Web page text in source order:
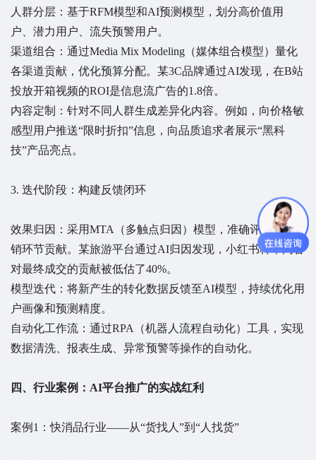
人群分层：基于RFM模型和AI预测模型，划分高价值用
户、潜力用户、流失预警用户。
渠道组合：通过Media Mix Modeling（媒体组合模型）量化
各渠道贡献，优化预算分配。某3C品牌通过AI发现，在B站
投放开箱视频的ROI是信息流广告的1.8倍。
内容定制：针对不同人群生成差异化内容。例如，向价格敏
感型用户推送“限时折扣”信息，向品质追求者展示“黑科
技”产品亮点。
3. 迭代阶段：构建反馈闭环
效果归因：采用MTA（多触点归因）模型，准确评估各营
销环节贡献。某旅游平台通过AI归因发现，小红书种草内容
对最终成交的贡献被低估了40%。
模型迭代：将新产生的转化数据反馈至AI模型，持续优化用
户画像和预测精度。
自动化工作流：通过RPA（机器人流程自动化）工具，实现
数据清洗、报表生成、异常预警等操作的自动化。
四、行业案例：AI平台推广的实战红利
案例1：快消品行业——从“货找人”到“人找货”